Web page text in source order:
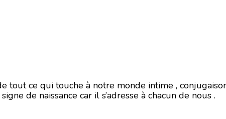
ce qui touche à notre monde intime ,
de naissance car il s’adresse à chacun de nous .